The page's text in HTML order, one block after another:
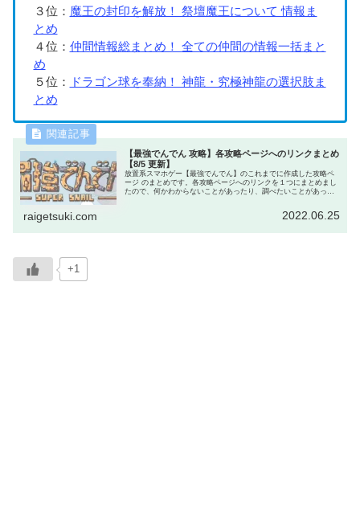
３位： 魔王の封印を解放！ 祭壇魔王について 情報ま
とめ
４位： 仲間情報総まとめ！ 全ての仲間の情報一括まと
め
５位：
ドラゴン球を奉納！ 神龍・究極神龍の選択肢ま
とめ
【最強でんでん 攻略】各攻略ページへのリンクまとめ
【8/5 更新】
放置系スマホゲー【最強でんでん】のこれまでに作成した攻略ペ
ージ のまとめです。各攻略ページへのリンクを１つにまとめまし
たので、何かわからないことがあったり、調べたいことがあった
raigetsuki.com 2022.06.25
+1